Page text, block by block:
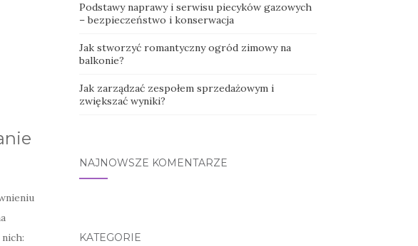
Podstawy naprawy i serwisu piecyków gazowych
– bezpieczeństwo i konserwacja
Jak stworzyć romantyczny ogród zimowy na
balkonie?
Jak zarządzać zespołem sprzedażowym i
zwiększać wyniki?
NAJNOWSZE KOMENTARZE
KATEGORIE